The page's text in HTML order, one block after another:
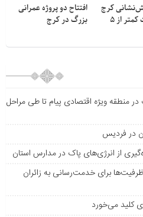
کرج
در حوادث کمتر از ۵
افتتاح دو پروژه عمرانی
بزرگ در کرج
منطقه ویژه اقتصادی پیام تا طی مراحل
در فردیس
از انرژی‌های پاک در مدارس استان
برای خدمت‌رسانی به زائران
کلید می‌خورد